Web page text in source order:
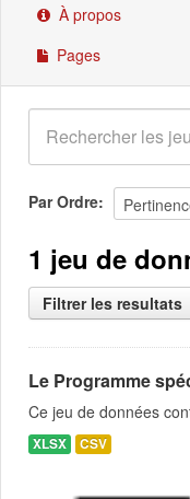
À proposÀ propos
Pages
Par Ordre
1 jeu de
Filtrer les resultats
Le Programme
Ce jeu de données
XLSX CSV